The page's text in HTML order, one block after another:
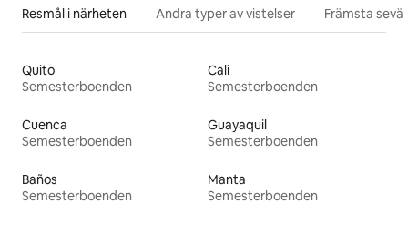
Resmål i närheten Andra typer av vistelser Främsta
Quito
Semesterboenden
Cali
Semesterboenden
Cuenca
Semesterboenden
Guayaquil
Semesterboenden
Baños
Semesterboenden
Manta
Semesterboenden